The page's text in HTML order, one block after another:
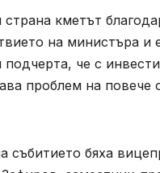
страна кметът
на министъра и
че с
проблем на повече
събитието бяха